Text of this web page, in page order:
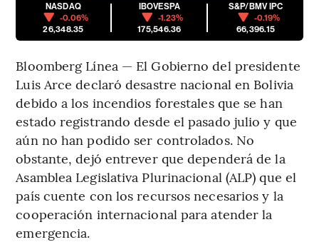
NASDAQ
-0.06%
26,348.35
IBOVESPA
-1.23%
175,546.36
S&P/BMV IPC
-0.19%
66,396.15
Bloomberg Línea — El Gobierno del presidente
Luis Arce declaró desastre nacional en Bolivia
debido a los incendios forestales que se han
estado registrando desde el pasado julio y que
aún no han podido ser controlados. No
obstante, dejó entrever que dependerá de la
Asamblea Legislativa Plurinacional (ALP) que el
país cuente con los recursos necesarios y la
cooperación internacional para atender la
emergencia.